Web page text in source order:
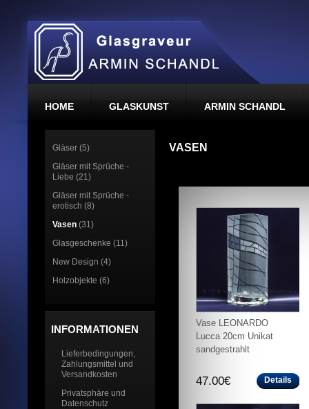
HOME GLASKUNST ARMIN SCHANDL
VASEN
Vase LEONARDO
Lucca 20cm Unikat
sandgestrahlt
47.00€ Details
Gläser (5)
Gläser mit Sprüche -
Liebe (21)
Gläser mit Sprüche -
erotisch (8)
Vasen (31)
Glasgeschenke (11)
New Design (4)
Holzobjekte (6)
INFORMATIONEN
Lieferbedingungen,
Zahlungsmittel und
Versandkosten
Privatsphäre und
Datenschutz